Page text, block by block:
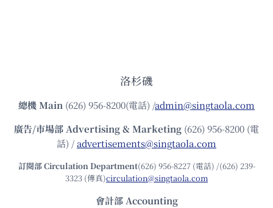
洛杉磯
總機Main (626) 956-8200(電話) /admin@singtaola.com
廣告/市場部Advertising & Marketing (626) 956-8200 (電
話) /advertisements@singtaola.com
訂閱部 Circulation Department(626) 956-8227 (電話) /(626) 239-
3323 (傳真)circulation@singtaola.com
會計部 Accounting